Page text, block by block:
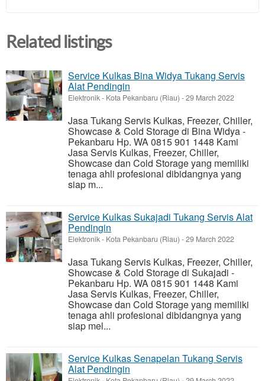
Related listings
Service Kulkas Bina Widya Tukang Servis
Alat Pendingin
Elektronik- Kota Pekanbaru (Riau) -29 March 2022
Jasa Tukang Servis Kulkas, Freezer, Chiller,
Showcase & Cold Storage di Bina Widya -
Pekanbaru Hp. WA 0815 901 1448 Kami
Jasa Servis Kulkas, Freezer, Chiller,
Showcase dan Cold Storage yang memiliki
tenaga ahli profesional dibidangnya yang
siap m...
Service Kulkas Sukajadi Tukang Servis Alat
Pendingin
Elektronik- Kota Pekanbaru (Riau) -29 March 2022
Jasa Tukang Servis Kulkas, Freezer, Chiller,
Showcase & Cold Storage di Sukajadi -
Pekanbaru Hp. WA 0815 901 1448 Kami
Jasa Servis Kulkas, Freezer, Chiller,
Showcase dan Cold Storage yang memiliki
tenaga ahli profesional dibidangnya yang
siap mel...
Service Kulkas Senapelan Tukang Servis
Alat Pendingin